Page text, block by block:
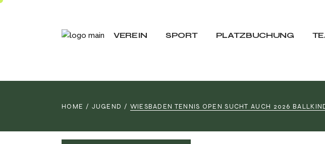
VEREIN
Gastronomie
Mitgliedschaft
SPORT
Softtennis
Spielpartner finden
PLATZBUCHUNG
Eventteam
Clubanlage
Padel
HOME JUGEND WIESBADEN TENNIS OPEN SUCHT AUCH 2026